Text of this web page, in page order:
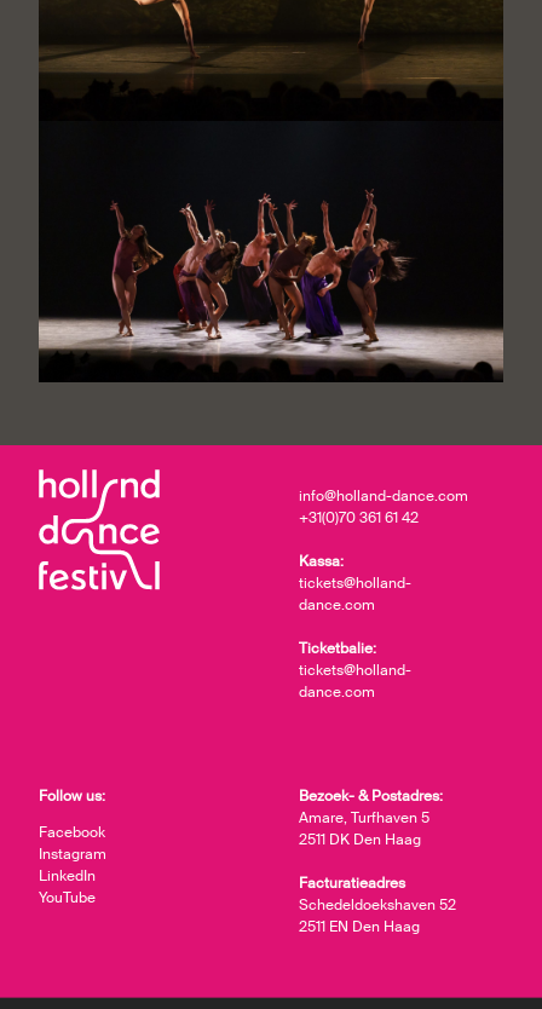
info@holland-dance.com
+31(0)70 361 61 42
Kassa:
tickets@holland-
dance.com
Ticketbalie:
tickets@holland-
dance.com
Bezoek- & Postadres:
Amare, Turfhaven 5
2511 DK Den Haag
Facturatieadres
Schedeldoekshaven 52
2511 EN Den Haag
Follow us:
Facebook
Instagram
LinkedIn
YouTube